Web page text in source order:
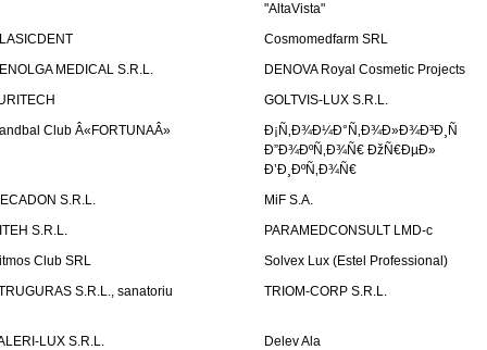
"AltaVista"
Cosmomedfarm SRL
MEDICAL S.R.L.
DENOVA Royal Cosmetic Projects
GOLTVIS-LUX S.R.L.
Club Â«FORTUNAÂ»
Ð¡Ñ‚Ð¾Ð¼Ð°Ñ‚Ð¾Ð»Ð¾Ð³Ð¸Ñ
Ð”Ð¾ÐºÑ‚Ð¾Ñ€ ÐžÑ€ÐµÐ»
Ð’Ð¸ÐºÑ‚Ð¾Ñ€
S.R.L.
MiF S.A.
S.R.L.
PARAMEDCONSULT LMD-c
Club SRL
Solvex Lux (Estel Professional)
S.R.L., sanatoriu
TRIOM-CORP S.R.L.
LUX S.R.L.
Delev Ala